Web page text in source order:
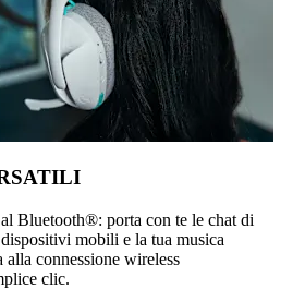
Bluetooth®: porta con te le chat di
mobili e la tua musica
connessione wireless
clic.